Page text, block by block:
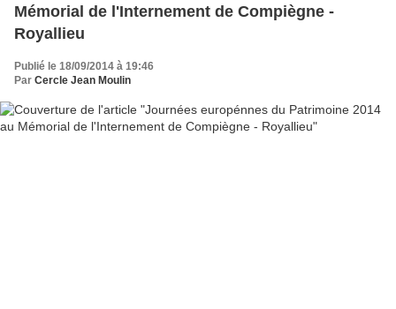
Mémorial de l'Internement de Compiègne -
Royallieu
Publié le 18/09/2014 à 19:46
Par Cercle Jean Moulin